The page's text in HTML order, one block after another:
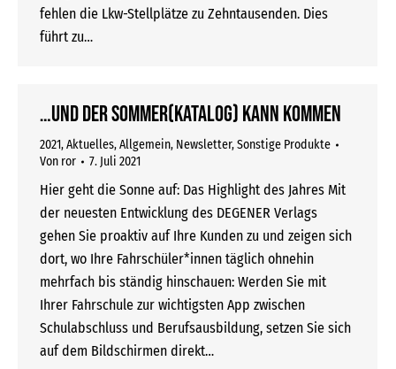
fehlen die Lkw-Stellplätze zu Zehntausenden. Dies
führt zu…
…und der Sommer(katalog) kann kommen
2021,Aktuelles,Allgemein, Newsletter,Sonstige Produkte
Von ror 7. Juli 2021
Hier geht die Sonne auf: Das Highlight des Jahres Mit
der neuesten Entwicklung des DEGENER Verlags
gehen Sie proaktiv auf Ihre Kunden zu und zeigen sich
dort, wo Ihre Fahrschüler*innen täglich ohnehin
mehrfach bis ständig hinschauen: Werden Sie mit
Ihrer Fahrschule zur wichtigsten App zwischen
Schulabschluss und Berufsausbildung, setzen Sie sich
auf dem Bildschirmen direkt…